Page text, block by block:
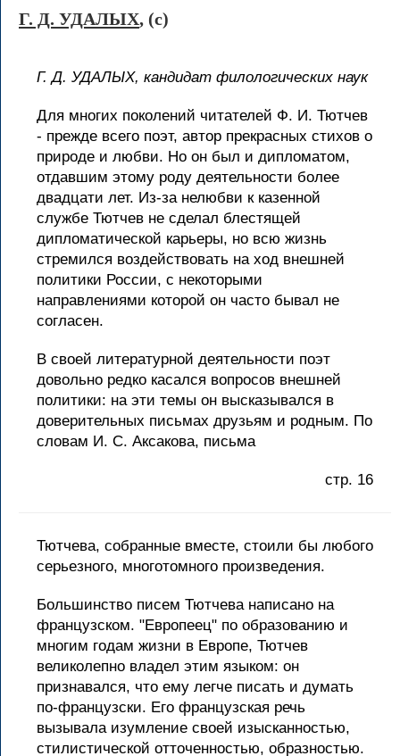
Г. Д. УДАЛЫХ, (c)
Г. Д. УДАЛЫХ, кандидат филологических наук
Для многих поколений читателей Ф. И. Тютчев
- прежде всего поэт, автор прекрасных стихов о
природе и любви. Но он был и дипломатом,
отдавшим этому роду деятельности более
двадцати лет. Из-за нелюбви к казенной
службе Тютчев не сделал блестящей
дипломатической карьеры, но всю жизнь
стремился воздействовать на ход внешней
политики России, с некоторыми
направлениями которой он часто бывал не
согласен.
В своей литературной деятельности поэт
довольно редко касался вопросов внешней
политики: на эти темы он высказывался в
доверительных письмах друзьям и родным. По
словам И. С. Аксакова, письма
стр. 16
Тютчева, собранные вместе, стоили бы любого
серьезного, многотомного произведения.
Большинство писем Тютчева написано на
французском. "Европеец" по образованию и
многим годам жизни в Европе, Тютчев
великолепно владел этим языком: он
признавался, что ему легче писать и думать
по-французски. Его французская речь
вызывала изумление своей изысканностью,
стилистической отточенностью, образностью.